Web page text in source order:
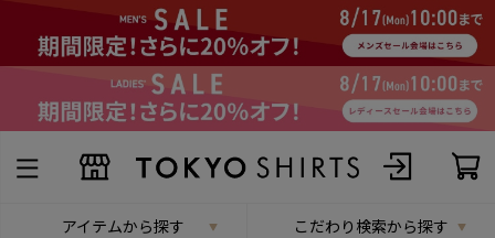
アイテムから探す こだわり検索から探す